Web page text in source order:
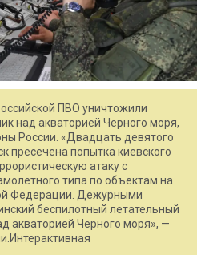
ПВО уничтожили
над акваторией Черного моря,
России. «Двадцать девятого
пресечена попытка киевского
атаку c
типа по объектам на
Федерации. Дежурными
беспилотный летательный
акваторией Черного моря», —